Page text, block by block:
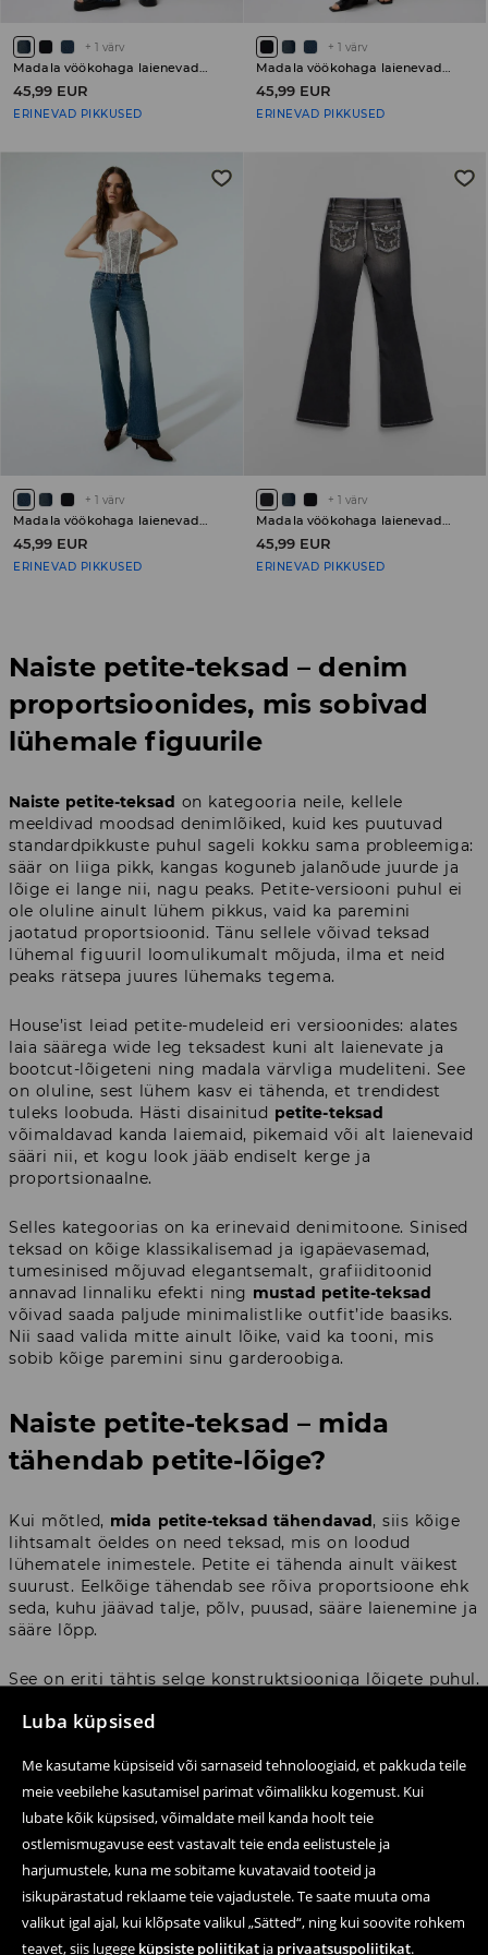
Luba küpsised
Me kasutame küpsiseid või sarnaseid tehnoloogiaid, et pakkuda teile
meie veebilehe kasutamisel parimat võimalikku kogemust. Kui
lubate kõik küpsised, võimaldate meil kanda hoolt teie
ostlemismugavuse eest vastavalt teie enda eelistustele ja
harjumustele, kuna me sobitame kuvatavaid tooteid ja
isikupärastatud reklaame teie vajadustele. Te saate muuta oma
valikut igal ajal, kui klõpsate valikul „Sätted“, ning kui soovite rohkem
teavet, siis lugege küpsiste poliitikat ja privaatsuspoliitikat.
+ 1 värv
Madala vöökohaga laienevad teksad PETITE
45,99 EUR
ERINEVAD PIKKUSED
+ 1 värv
Madala vöökohaga laienevad teksad PETITE
45,99 EUR
ERINEVAD PIKKUSED
+ 1 värv
Madala vöökohaga laienevad teksad PETITE
45,99 EUR
ERINEVAD PIKKUSED
+ 1 värv
Madala vöökohaga laienevad teksad PETITE
45,99 EUR
ERINEVAD PIKKUSED
Naiste petite-teksad – denim
proportsioonides, mis sobivad
lühemale figuurile
Naiste petite-teksad on kategooria neile, kellele
meeldivad moodsad denimlõiked, kuid kes puutuvad
standardpikkuste puhul sageli kokku sama probleemiga:
säär on liiga pikk, kangas koguneb jalanõude juurde ja
lõige ei lange nii, nagu peaks. Petite-versiooni puhul ei
ole oluline ainult lühem pikkus, vaid ka paremini
jaotatud proportsioonid. Tänu sellele võivad teksad
lühemal figuuril loomulikumalt mõjuda, ilma et neid
peaks rätsepa juures lühemaks tegema.
House’ist leiad petite-mudeleid eri versioonides: alates
laia säärega wide leg teksadest kuni alt laienevate ja
bootcut-lõigeteni ning madala värvliga mudeliteni. See
on oluline, sest lühem kasv ei tähenda, et trendidest
tuleks loobuda. Hästi disainitud petite-teksad
võimaldavad kanda laiemaid, pikemaid või alt laienevaid
sääri nii, et kogu look jääb endiselt kerge ja
proportsionaalne.
Selles kategoorias on ka erinevaid denimitoone. Sinised
teksad on kõige klassikalisemad ja igapäevasemad,
tumesinised mõjuvad elegantsemalt, grafiiditoonid
annavad linnaliku efekti ning mustad petite-teksad
võivad saada paljude minimalistlike outfit’ide baasiks.
Nii saad valida mitte ainult lõike, vaid ka tooni, mis
sobib kõige paremini sinu garderoobiga.
Naiste petite-teksad – mida
tähendab petite-lõige?
Kui mõtled, mida petite-teksad tähendavad, siis kõige
lihtsamalt öeldes on need teksad, mis on loodud
lühematele inimestele. Petite ei tähenda ainult väikest
suurust. Eelkõige tähendab see rõiva proportsioone ehk
seda, kuhu jäävad talje, põlv, puusad, sääre laienemine ja
sääre lõpp.
See on eriti tähtis selge konstruktsiooniga lõigete puhul.
figuuri koormama. Alt laienevatel ja bootcut-mudelitel
mudelite puhul peaks kogu look mõjuma teadliku
valikuna, mitte nagu vale pikkusega valitud püksid. Just
seetõttu võivad
naiste petite-teksad
olla praktiline valik,
kui klassikalised mudelid vajavad sageli kohendamist.
Hästi valitud petite-teksad aitavad vältida ka juhuslikku
„liiga suurte pükste” efekti. Sääri ei pea üles keerama ja
teksade alläär sobib paremini jalanõudega. See on väike
erinevus konstruktsioonis, kuid stilistikas võib see